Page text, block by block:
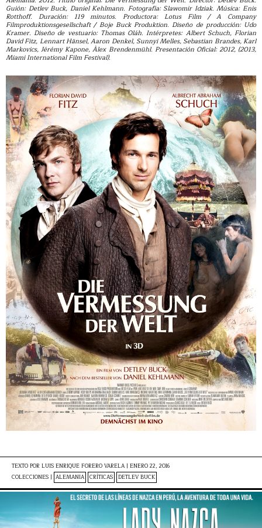
Guión: Detlev Buck, Daniel Kehlmann. Fotografía: Slawomir Idziak. Música: Enis
Rotthoff. Duración: 119 minutos. Productora: Lotus Film / A Company
Filmproduktionsgesellschaft / Boje Buck Produktion. Diseño de producción: Udo
Kramer. Diseño de vestuario: Thomas Oláh. Intérpretes: Albert Schuch, Florian
David Fitz, Lennart Hänsel, Aaron Denkel, Sunnyi Melles, Sebastian Brandes, Karl
Markovics, Jérémy Kapone, Àlex Brendenmühl. Presentación Oficial: 2012, (2013,
Miami International Film Festival).
TEXTO POR LUIS ENRIQUE FORERO VARELA | ENERO 22, 2016
COLECCIONES | ALEMANIA CRÍTICAS DETLEV BUCK